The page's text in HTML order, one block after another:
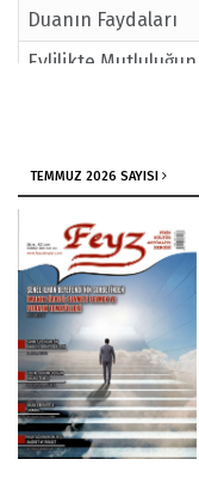
Duanın Faydaları
Evlilikte Mutluluğun
TEMMUZ 2026 SAYISI